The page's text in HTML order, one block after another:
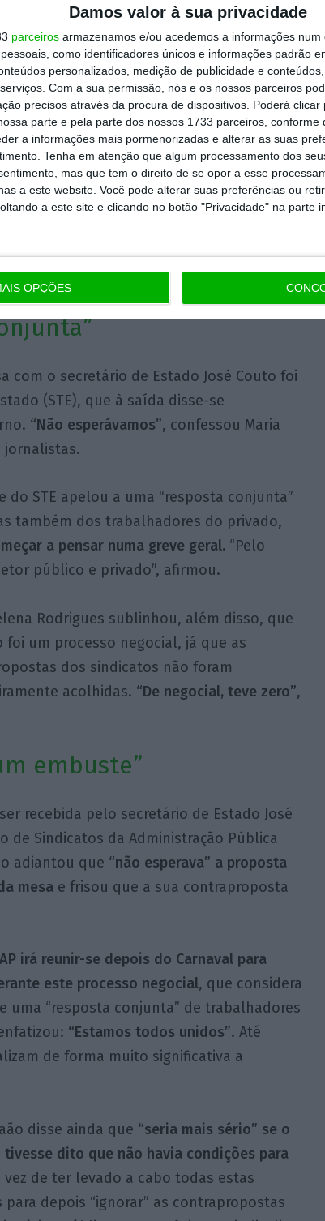
Damos valor à sua privacidade
parceiros armazenamos e/ou acedemos a informações
como identificadores únicos e informações padrão
personalizados, medição de publicidade e
Com a sua permissão, nós e os nossos parceiros
precisos através da procura de dispositivos. Poderá clicar
parte e pela parte dos nossos 1733 parceiros, conforme
a informações mais pormenorizadas e alterar as suas
Tenha em atenção que algum processamento dos
mas que tem o direito de se opor a esse
a este website. Você pode alterar suas preferências ou
a este site e clicando no botão "Privacidade" na parte
OPÇÕES
mostrado disponibilidade para avaliar
, que tinham sido reivindicadas por
estruturas sindicais. Este ano não haverá,
mudanças nesse sentido, ficando por
do Governo para avançar nos próximos
resto, o fim deste processo negocial.“É
avisando que os trabalhadores irão
a Frente Comum tem marcado um
nacional de luta que, promete a dirigente,
concretizada a 31 de janeiro
com o secretário de Estado José Couto foi
(STE), que à saída disse-se
“Não esperávamos”, confessou Maria
jornalistas.
do STE apelou a uma “resposta conjunta”
também dos trabalhadores do privado,
a pensar numa greve geral. “Pelo
público e privado”, afirmou.
Rodrigues sublinhou, além disso, que
foi um processo negocial, já que as
dos sindicatos não foram
acolhidas. “De negocial, teve zero”,
embuste”
recebida pelo secretário de Estado José
de Sindicatos da Administração Pública
adiantou que “não esperava” a proposta
mesa e frisou que a sua contraproposta
irá reunir-se depois do Carnaval para
este processo negocial, que considera
uma “resposta conjunta” de trabalhadores
“Estamos todos unidos”. Até
de forma muito significativa a
disse ainda que “seria mais sério” se o
tivesse dito que não havia condições para
vez de ter levado a cabo todas estas
para depois “ignorar” as contrapropostas